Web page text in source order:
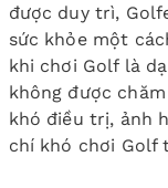
được duy trì,
sức khỏe một
khi chơi Golf là
không được
khó điều trị, ảnh
chí khó chơi Golf